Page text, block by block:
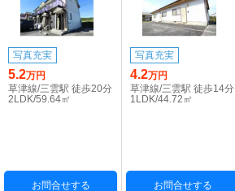
写真充実
5.2万円
草津線/三雲駅 徒歩20分
2LDK/59.64㎡
お問合せする
写真充実
4.2万円
草津線/三雲駅 徒歩14分
1LDK/44.72㎡
お問合せする